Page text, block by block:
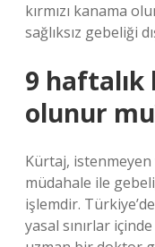
kırmızı kanama
sağlıksız gebeliği
9
olunur
Kürtaj, istenmeyen
müdahale ile
işlemdir.
yasal sınırlar